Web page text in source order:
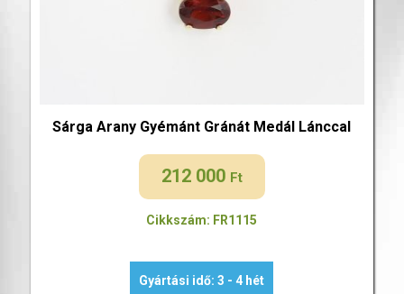
Sárga Arany Gyémánt Gránát Medál Lánccal
212 000 Ft
Cikkszám: FR1115
Gyártási idő: 3 - 4 hét